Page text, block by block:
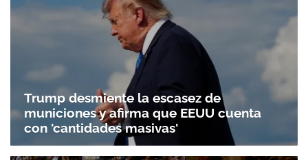
Trump desmiente la escasez de
municiones y afirma que EEUU cuenta
con 'cantidades masivas'